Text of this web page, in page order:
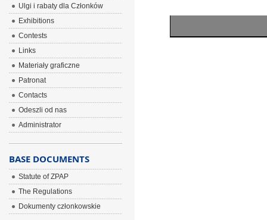
Ulgi i rabaty dla Członków
Exhibitions
Contests
Links
Materiały graficzne
Patronat
Contacts
Odeszli od nas
Administrator
BASE DOCUMENTS
Statute of ZPAP
The Regulations
Dokumenty członkowskie